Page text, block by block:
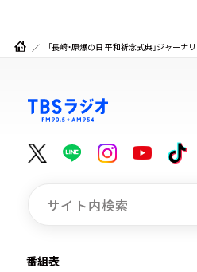
「長崎・原爆の日 平和祈念式典」ジャーナ
番組表